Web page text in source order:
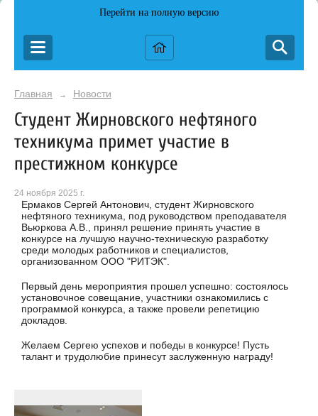
Перейти на полную версию
Главная → Новости
Студент Жирновского нефтяного
техникума примет участие в
престижном конкурсе
24 ноября 2025 г.
Ермаков Сергей Антонович, студент Жирновского
нефтяного техникума, под руководством преподавателя
Вьюркова А.В., принял решение принять участие в
конкурсе на лучшую научно-техническую разработку
среди молодых работников и специалистов,
организованном ООО "РИТЭК".
Первый день мероприятия прошел успешно: состоялось
установочное совещание, участники ознакомились с
программой конкурса, а также провели репетицию
докладов.
Желаем Сергею успехов и победы в конкурсе! Пусть
талант и трудолюбие принесут заслуженную награду!